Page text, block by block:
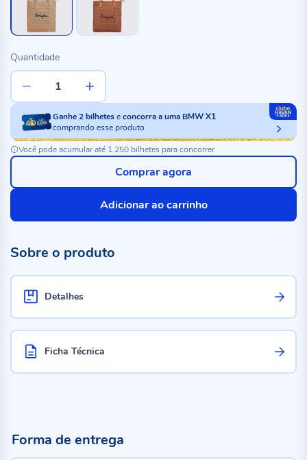
Quantidade
Ganhe2bilheteseconcorra a uma BMW X1
comprando esse produto
Você pode acumular até 1.250 bilhetes para concorrer
Adicionar ao carrinho
Comprar agora
Sobre o produto
Detalhes
Ficha Técnica
Forma de entrega